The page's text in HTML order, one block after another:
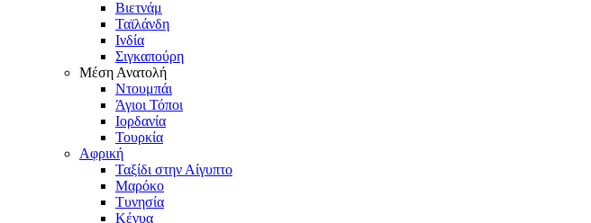
Βιετνάμ
Ταϊλάνδη
Ινδία
Σιγκαπούρη
Μέση Ανατολή
Ντουμπάι
Άγιοι Τόποι
Ιορδανία
Τουρκία
Αφρική
Ταξίδι στην Αίγυπτο
Μαρόκο
Τυνησία
Κένυα